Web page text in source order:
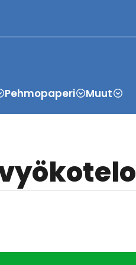
Pehmopaperi Muut